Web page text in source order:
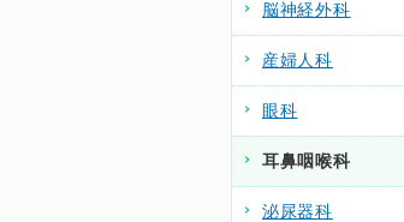
脳神経外科
産婦人科
眼科
耳鼻咽喉科
泌尿器科